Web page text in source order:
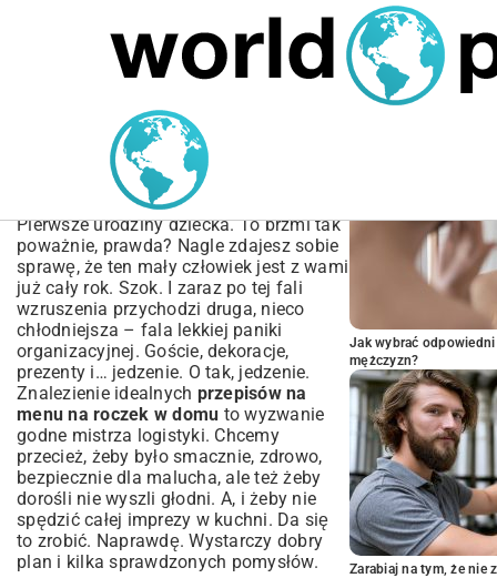
MARIUSZ ŁAMAGA 06.10.2025
Przepisy na menu na
roczek w domu | Pomysły
i inspiracje
Pierwsze urodziny dziecka. To brzmi tak
poważnie, prawda? Nagle zdajesz sobie
sprawę, że ten mały człowiek jest z wami
już cały rok. Szok. I zaraz po tej fali
wzruszenia przychodzi druga, nieco
chłodniejsza – fala lekkiej paniki
organizacyjnej. Goście, dekoracje,
prezenty i… jedzenie. O tak, jedzenie.
Znalezienie idealnych przepisów na
menu na roczek w domu to wyzwanie
godne mistrza logistyki. Chcemy
przecież, żeby było smacznie, zdrowo,
bezpiecznie dla malucha, ale też żeby
dorośli nie wyszli głodni. A, i żeby nie
spędzić całej imprezy w kuchni. Da się
to zrobić. Naprawdę. Wystarczy dobry
plan i kilka sprawdzonych pomysłów.
Jak wybrać
mężczyzn?
Zarabiaj na tym, że nie